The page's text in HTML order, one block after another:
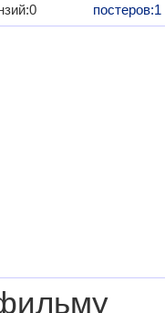
постеров:1